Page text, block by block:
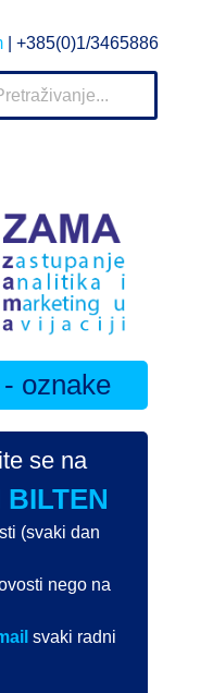
| +385(0)1/3465886
oznake
se na
BILTEN
(svaki dan
nego na
svaki radni